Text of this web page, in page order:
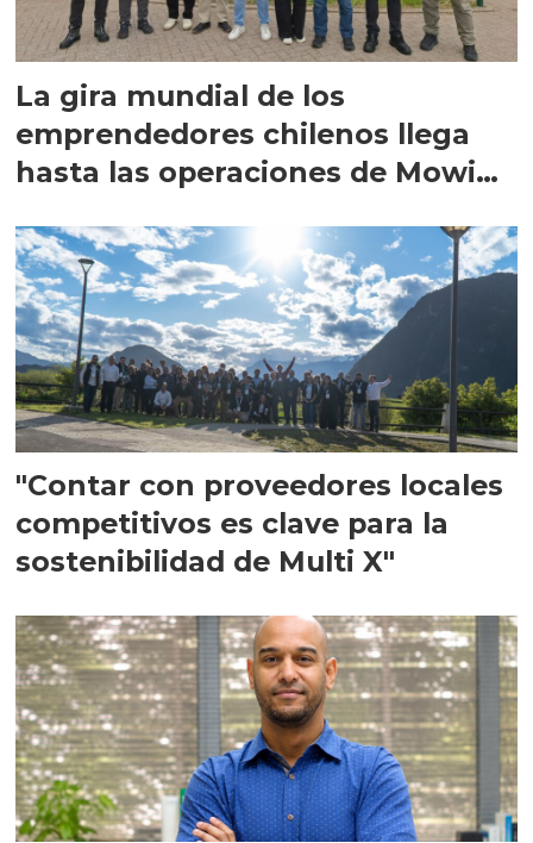
La gira mundial de los
emprendedores chilenos llega
hasta las operaciones de Mowi
"Contar con proveedores locales
competitivos es clave para la
sostenibilidad de Multi X"